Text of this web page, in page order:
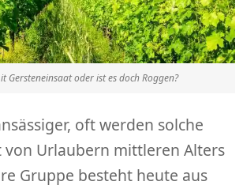
Gersteneinsaat oder ist es doch Roggen?
oft werden solche
von Urlaubern mittleren Alters
Gruppe besteht heute aus